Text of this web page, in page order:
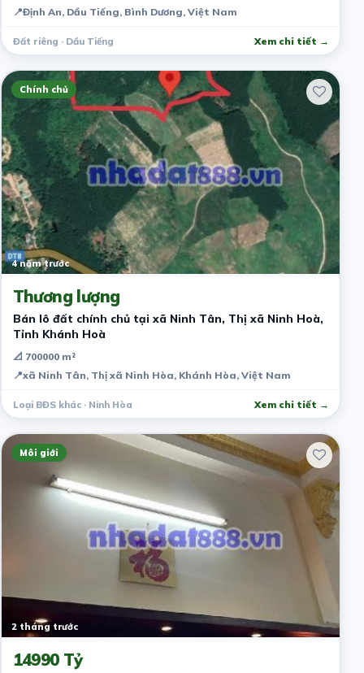
📍Định An, Dầu Tiếng, Bình Dương, Việt Nam
Đất riêng · Dầu Tiếng Xem chi tiết →
Chính chủ
4 năm trước
Thương lượng
Bán lô đất chính chủ tại xã Ninh Tân, Thị xã Ninh Hoà,
Tỉnh Khánh Hoà
📐 700000 m²
📍xã Ninh Tân, Thị xã Ninh Hòa, Khánh Hòa, Việt Nam
Loại BĐS khác · Ninh Hòa Xem chi tiết →
Môi giới
2 tháng trước
14990 Tỷ